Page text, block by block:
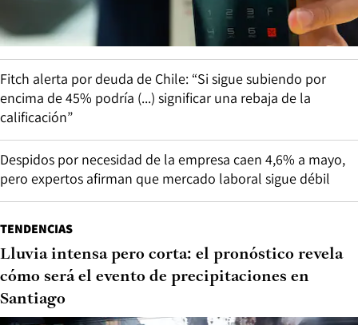
Fitch alerta por deuda de Chile: “Si sigue subiendo por
encima de 45% podría (...) significar una rebaja de la
calificación”
Despidos por necesidad de la empresa caen 4,6% a mayo,
pero expertos afirman que mercado laboral sigue débil
TENDENCIAS
Lluvia intensa pero corta: el pronóstico revela
cómo será el evento de precipitaciones en
Santiago